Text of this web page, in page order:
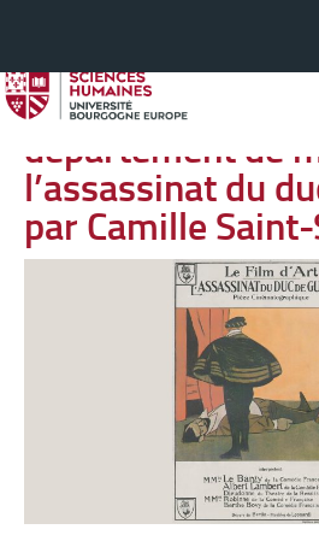
27 AVR 2025
Enregistrement du
département de
l’assassinat du
par Camille